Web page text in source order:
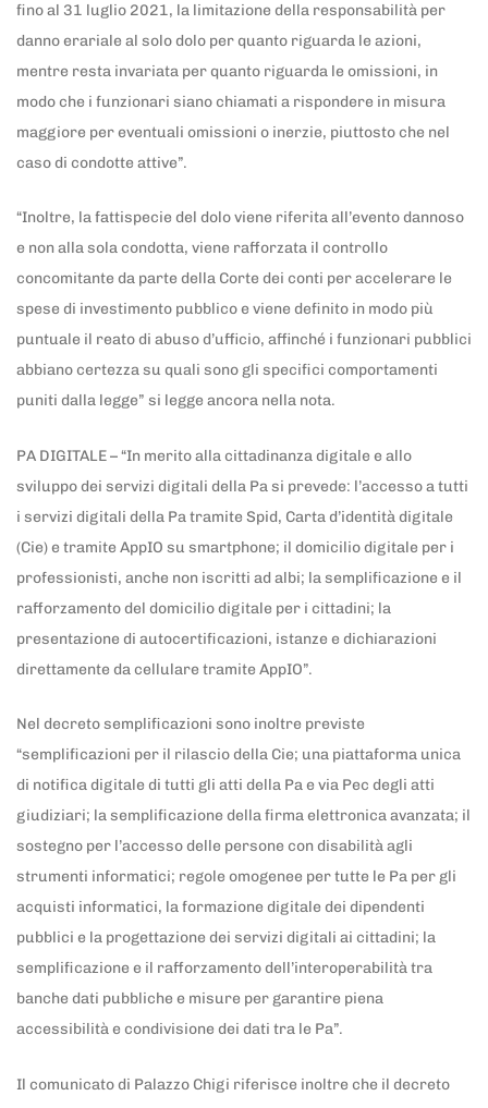
fino al 31 luglio 2021, la limitazione della responsabilità per
danno erariale al solo dolo per quanto riguarda le azioni,
mentre resta invariata per quanto riguarda le omissioni, in
modo che i funzionari siano chiamati a rispondere in misura
maggiore per eventuali omissioni o inerzie, piuttosto che nel
caso di condotte attive”.
“Inoltre, la fattispecie del dolo viene riferita all’evento dannoso
e non alla sola condotta, viene rafforzata il controllo
concomitante da parte della Corte dei conti per accelerare le
spese di investimento pubblico e viene definito in modo più
puntuale il reato di abuso d’ufficio, affinché i funzionari pubblici
abbiano certezza su quali sono gli specifici comportamenti
puniti dalla legge” si legge ancora nella nota.
PA DIGITALE – “In merito alla cittadinanza digitale e allo
sviluppo dei servizi digitali della Pa si prevede: l’accesso a tutti
i servizi digitali della Pa tramite Spid, Carta d’identità digitale
(Cie) e tramite AppIO su smartphone; il domicilio digitale per i
professionisti, anche non iscritti ad albi; la semplificazione e il
rafforzamento del domicilio digitale per i cittadini; la
presentazione di autocertificazioni, istanze e dichiarazioni
direttamente da cellulare tramite AppIO”.
Nel decreto semplificazioni sono inoltre previste
“semplificazioni per il rilascio della Cie; una piattaforma unica
di notifica digitale di tutti gli atti della Pa e via Pec degli atti
giudiziari; la semplificazione della firma elettronica avanzata; il
sostegno per l’accesso delle persone con disabilità agli
strumenti informatici; regole omogenee per tutte le Pa per gli
acquisti informatici, la formazione digitale dei dipendenti
pubblici e la progettazione dei servizi digitali ai cittadini; la
semplificazione e il rafforzamento dell’interoperabilità tra
banche dati pubbliche e misure per garantire piena
accessibilità e condivisione dei dati tra le Pa”.
Il comunicato di Palazzo Chigi riferisce inoltre che il decreto